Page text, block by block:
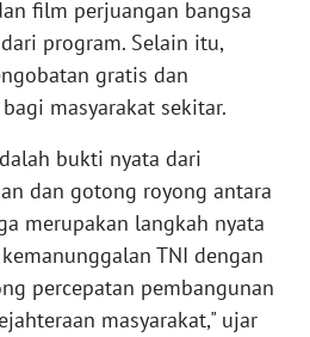
film perjuangan bangsa
program. Selain itu,
gratis dan
masyarakat sekitar.
bukti nyata dari
dan gotong royong antara
merupakan langkah nyata
TNI dengan
percepatan pembangunan
masyarakat," ujar